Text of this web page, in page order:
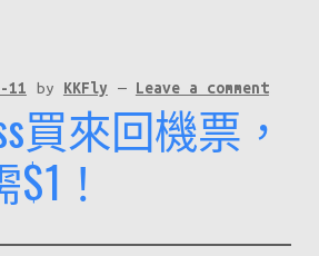
11 by KKFly — Leave a comment
買來回機票，
！